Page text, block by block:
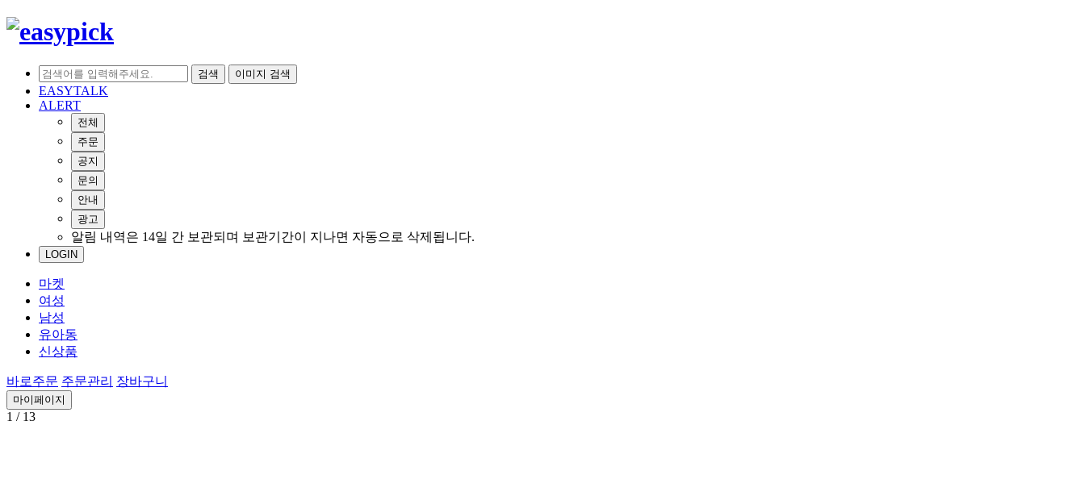
검색 이미지 검색
EASYTALK
ALERT
전체
주문
공지
문의
안내
광고
알림 내역은 14일 간 보관되며 보관기간이 지나면 자동으로 삭제됩니다.
LOGIN
마켓
여성
남성
유아동
신상품
바로주문 주문관리 장바구니
마이페이지
1 / 13